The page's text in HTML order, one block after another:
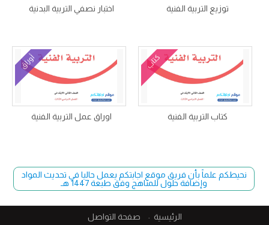
توزيع التربية الفنية اختبار نصفي التربية البدنية
كتاب
كتاب التربية الفنية
أوراق
اوراق عمل التربية الفنية
نحيطكم علماً بأن فريق موقع اجابتكم يعمل حاليا في تحديث المواد
وإضافة حلول للمناهج وفق طبعة 1447 هـ
الرئيسية صفحة التواصل